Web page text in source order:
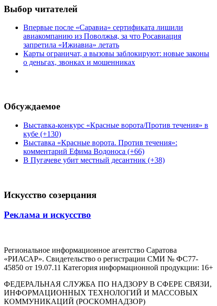
Выбор читателей
Впервые после «Саравиа» сертификата лишили
авиакомпанию из Поволжья, за что Росавиация
запретила «Ижиавиа» летать
Карты ограничат, а вызовы заблокируют: новые законы
о деньгах, звонках и мошенниках
Обсуждаемое
Выставка-конкурс «Красные ворота/Против течения» в
кубе (+130)
Выставка «Красные ворота. Против течения»:
комментарий Ефима Водоноса (+66)
В Пугачеве убит местный десантник (+38)
Искусство созерцания
Реклама и искусство
Региональное информационное агентство Саратова
«РИАСАР». Свидетельство о регистрации СМИ № ФС77-
45850 от 19.07.11 Категория информационной продукции: 16+
ФЕДЕРАЛЬНАЯ СЛУЖБА ПО НАДЗОРУ В СФЕРЕ СВЯЗИ,
ИНФОРМАЦИОННЫХ ТЕХНОЛОГИЙ И МАССОВЫХ
КОММУНИКАЦИЙ (РОСКОМНАДЗОР)